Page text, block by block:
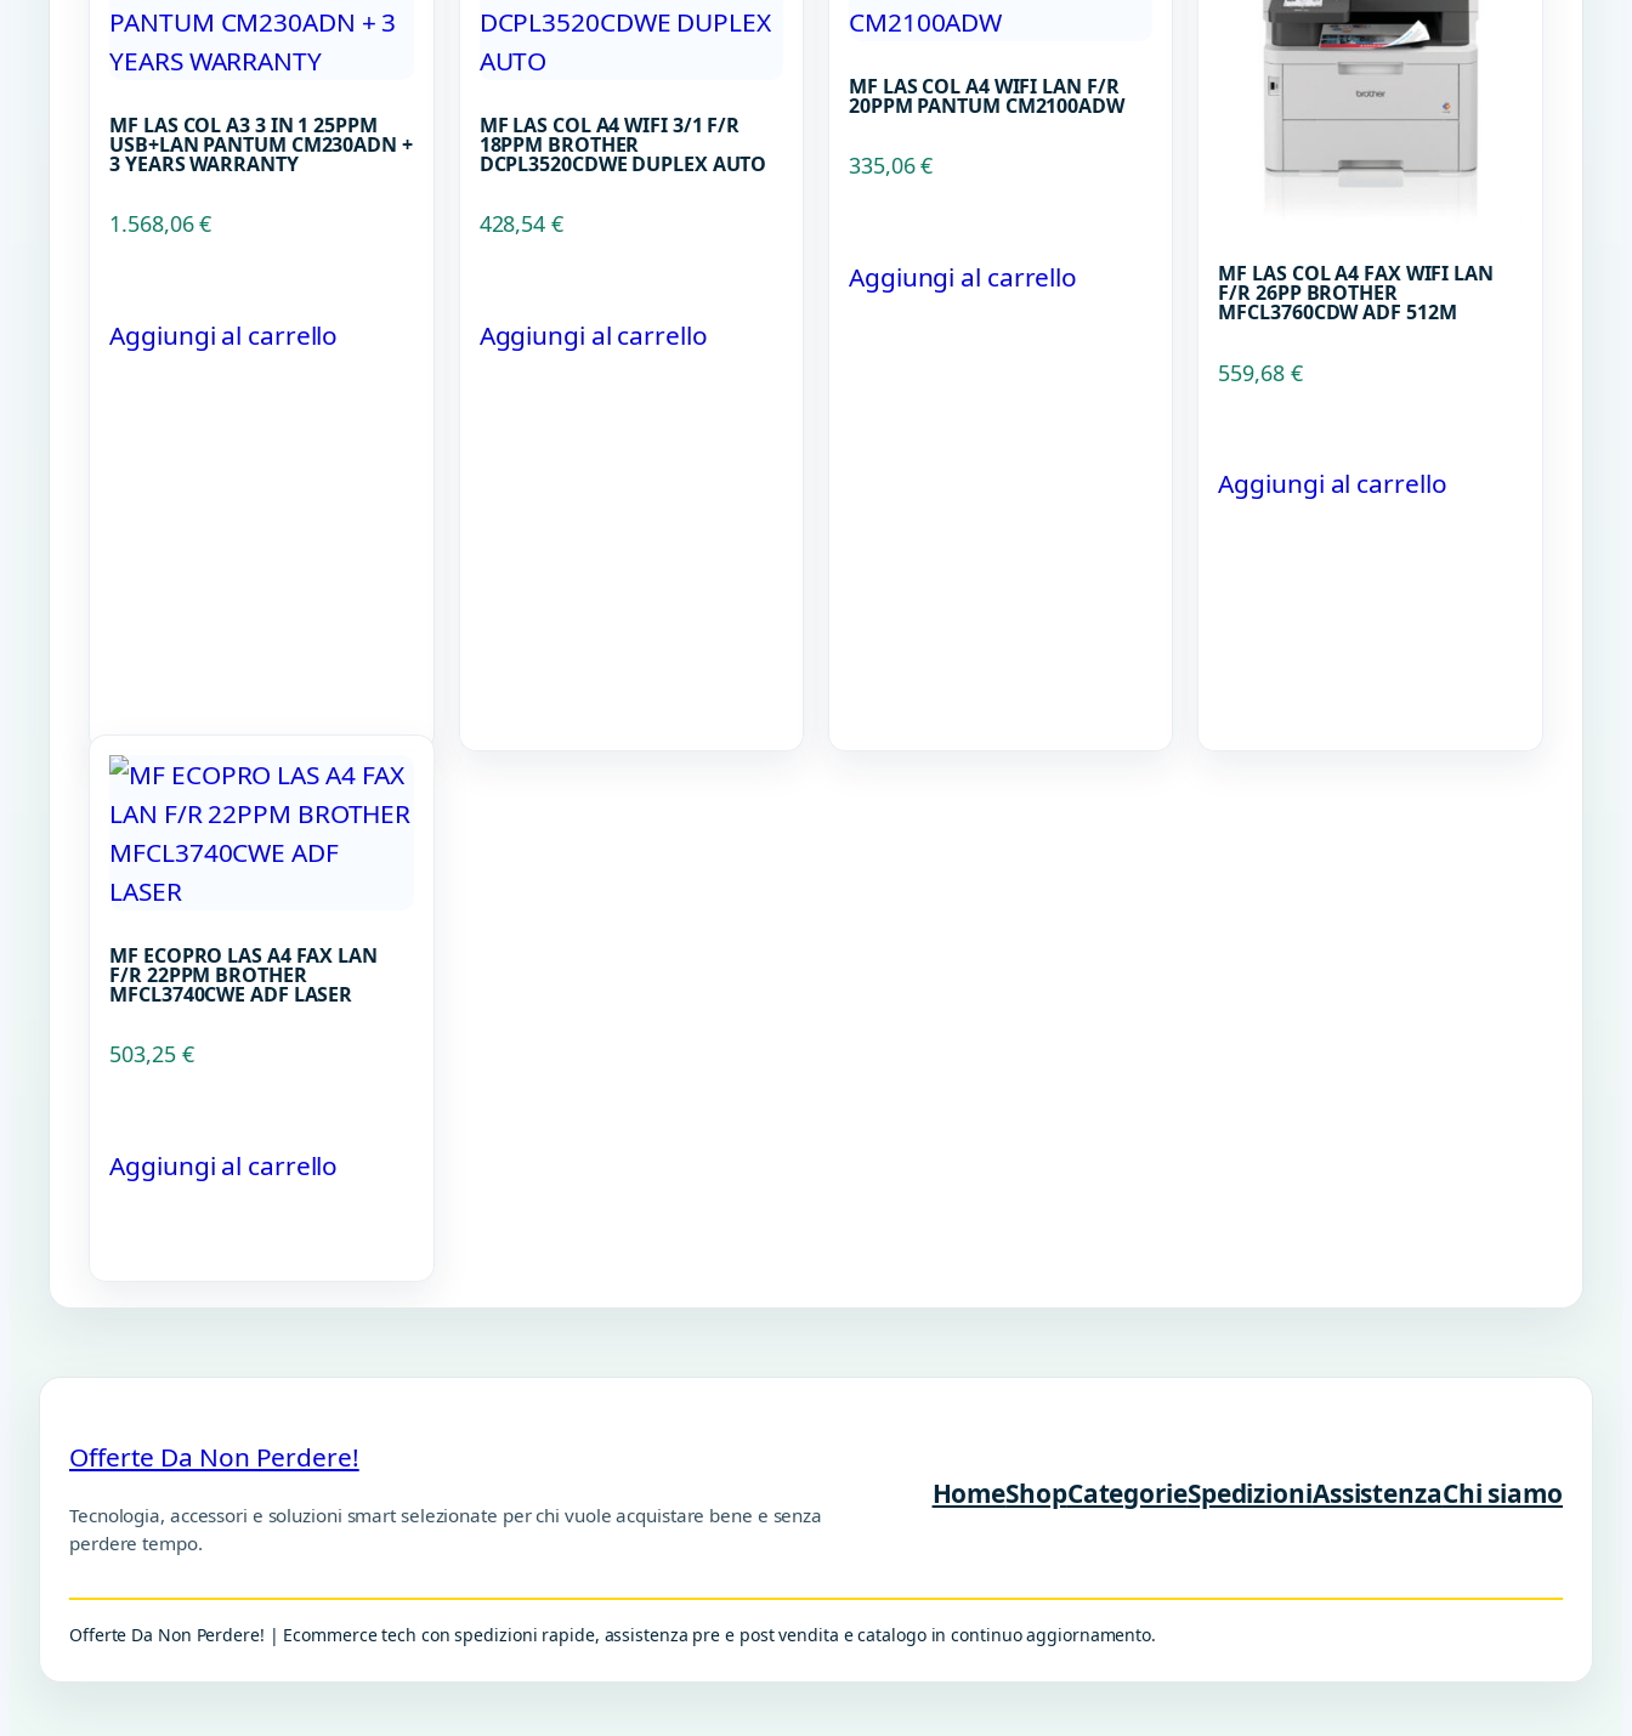
MF LAS COL A3 3 IN 1 25PPM
USB+LAN PANTUM CM230ADN +
3 YEARS WARRANTY
1.568,06€
Aggiungi al carrello
MF LAS COL A4 WIFI 3/1 F/R
18PPM BROTHER
DCPL3520CDWE DUPLEX AUTO
428,54 €
Aggiungi al carrello
MF LAS COL A4 WIFI LAN F/R
20PPM PANTUM CM2100ADW
335,06€
Aggiungi al carrello MF LAS COL A4 FAX WIFI LAN
F/R 26PP BROTHER
MFCL3760CDW ADF 512M
559,68 €
Aggiungi al carrello
MF ECOPRO LAS A4 FAX LAN
F/R 22PPM BROTHER
MFCL3740CWE ADF LASER
503,25 €
Aggiungi al carrello
Offerte Da Non Perdere!
Tecnologia, accessori e soluzioni smart selezionate per chi vuole acquistare bene e senza
perdere tempo.
HomeShopCategorieSpedizioniAssistenzaChi siamo
Offerte Da Non Perdere! | Ecommerce tech con spedizioni rapide, assistenza pre e post vendita e catalogo in continuo aggiornamento.